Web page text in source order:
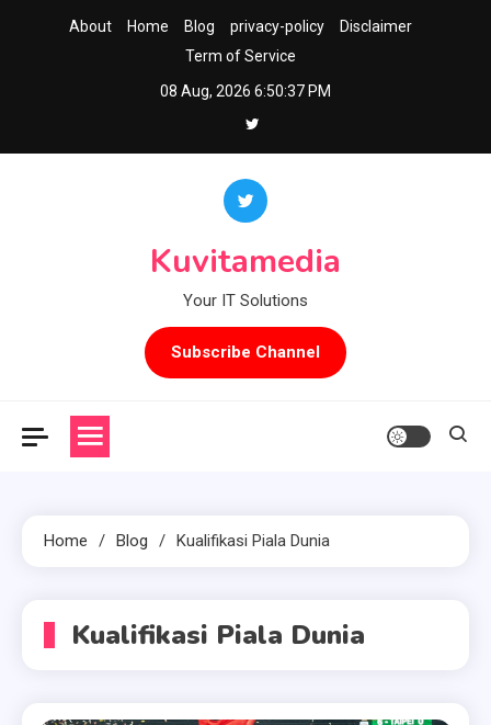
About Home Blog privacy-policy
Disclaimer
Term of Service
08 Aug, 2026 6:50:37 PM
Kuvitamedia
Your IT Solutions
Subscribe Channel
Home Blog Kualifikasi Piala Dunia
Kualifikasi Piala Dunia